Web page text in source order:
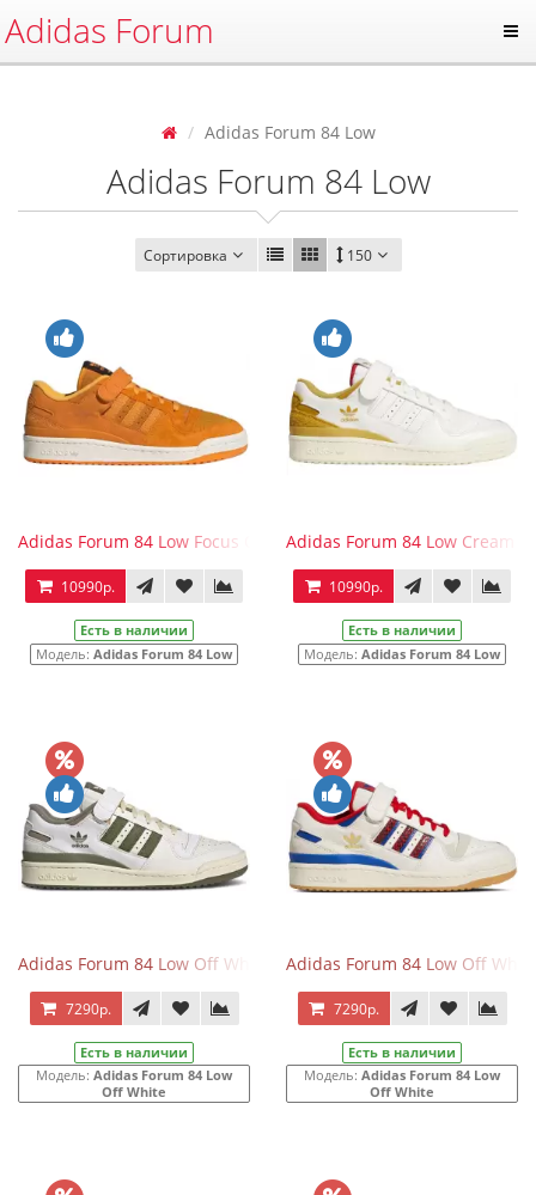
Adidas Forum
Adidas Forum 84 Low
Adidas Forum 84 Low
Сортировка 150
Adidas Forum 84 Low Focus Orange
10990р.
Есть в наличии
Модель: Adidas Forum 84 Low
Adidas Forum 84 Low Cream
10990р.
Есть в наличии
Модель: Adidas Forum 84 Low
Adidas Forum 84 Low Off White Olive
7290р.
Есть в наличии
Модель: Adidas Forum 84 Low
Off White
Adidas Forum 84 Low Off
7290р.
Есть в наличии
Модель: Adidas Forum 84 Low
Off White